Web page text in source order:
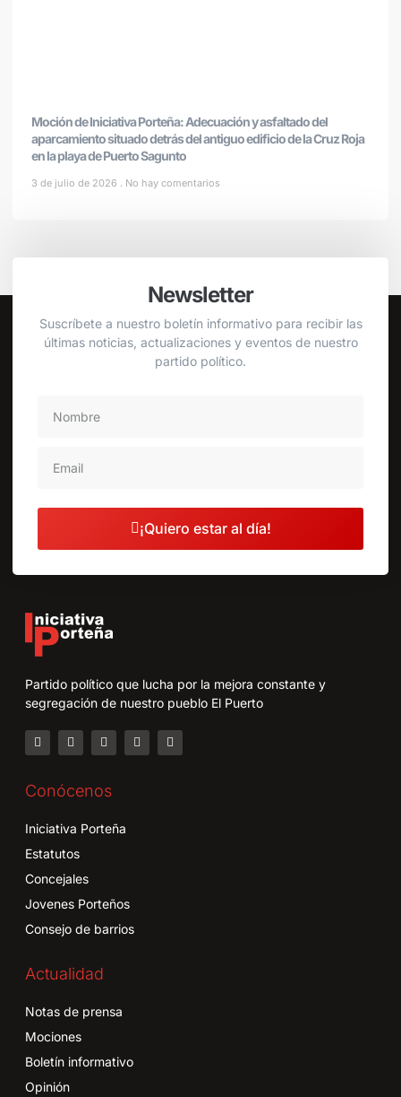
Moción de Iniciativa Porteña: Adecuación y asfaltado del
aparcamiento situado detrás del antiguo edificio de la Cruz Roja
en la playa de Puerto Sagunto
3 de julio de 2026 No hay comentarios
Newsletter
Suscríbete a nuestro boletín informativo para recibir las
últimas noticias, actualizaciones y eventos de nuestro
partido político.
¡Quiero estar al día!
Partido político que lucha por la mejora constante y
segregación de nuestro pueblo El Puerto
Conócenos
Iniciativa Porteña
Estatutos
Concejales
Jovenes Porteños
Consejo de barrios
Actualidad
Notas de prensa
Mociones
Boletín informativo
Opinión